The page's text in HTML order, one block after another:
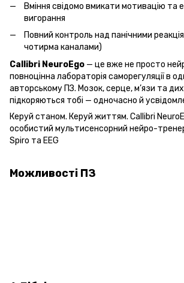
Вміння свідомо вмикати мотивацію та
вигорання
Повний контроль над панічними
чотирма каналами)
Callibri NeuroEgo — це вже не просто
повноцінна лабораторія саморегуляції в
авторському ПЗ. Мозок, серце, м’язи та
підкоряються тобі — одночасно й
Керуй станом. Керуй життям. Callibri
особистий мультисенсорний нейро-
Spiro та EEG
Можливості ПЗ